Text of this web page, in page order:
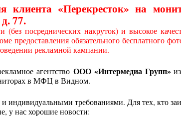
клиента «Перекресток» на
77.
посреднических накруток) и высокое
обязательного бесплатного
рекламной кампании.
агентствоООО «Интермедиа Групп»
в МФЦ в Видном.
и индивидуальными требованиями. Для тех, кто
у нас хорошие новости: